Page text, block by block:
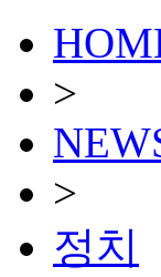
>
>
정치